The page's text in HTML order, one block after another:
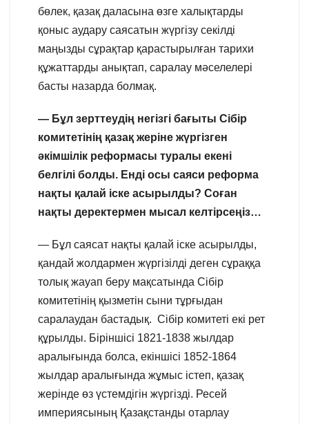
бөлек, қазақ даласына өзге халықтарды
қоныс аудару саясатын жүргізу секілді
маңызды сұрақтар қарастырылған тарихи
құжаттарды анықтап, саралау мәселелері
басты назарда болмақ.
— Бұл зерттеудің негізгі бағыты Сібір
комитетінің қазақ жеріне жүргізген
әкімшілік реформасы туралы екені
белгілі болды. Енді осы саяси реформа
нақты қалай іске асырылды? Соған
нақты деректермен мысал келтірсеңіз…
— Бұл саясат нақты қалай іске асырылды,
қандай жолдармен жүргізілді деген сұраққа
толық жауап беру мақсатында Сібір
комитетінің қызметін сыни тұрғыдан
саралаудан бастадық. Сібір комитеті екі рет
құрылды. Біріншісі 1821-1838 жылдар
аралығында болса, екіншісі 1852-1864
жылдар аралығында жұмыс істеп, қазақ
жерінде өз үстемдігін жүргізді. Ресей
империясының Қазақстанды отарлау